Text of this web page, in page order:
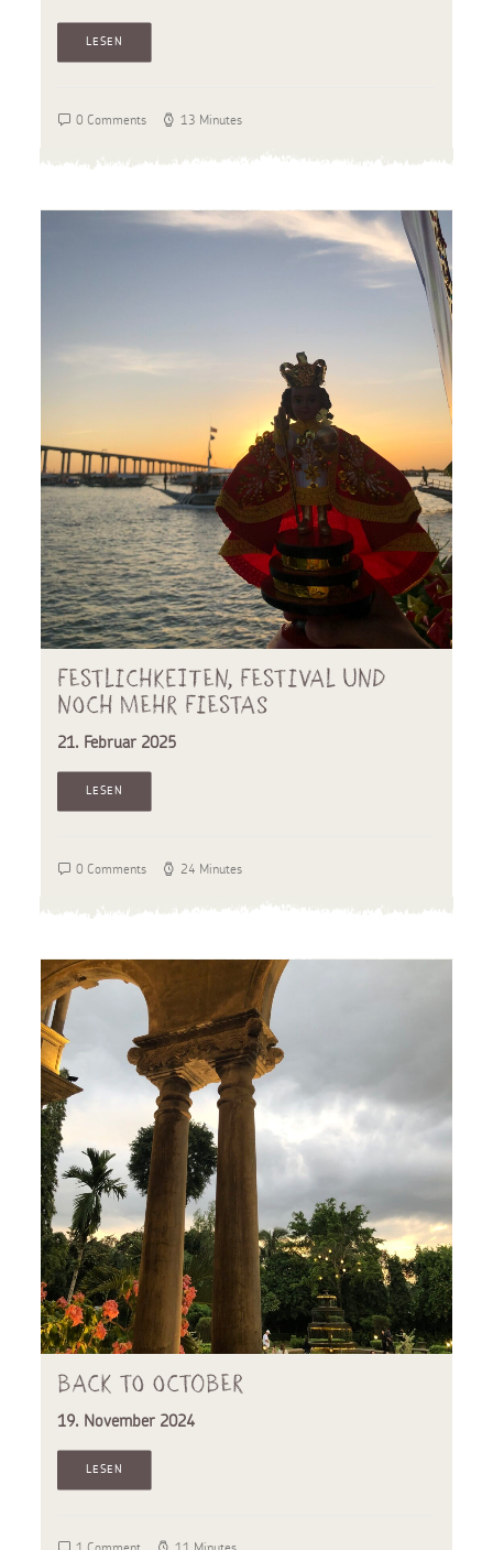
LESEN
0 Comments 13 Minutes
Festlichkeiten, Festival und
noch mehr Fiestas
21. Februar 2025
LESEN
0 Comments 24 Minutes
Back to october
19. November 2024
LESEN